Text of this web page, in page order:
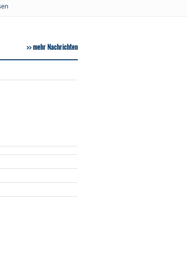
mehr Nachrichten